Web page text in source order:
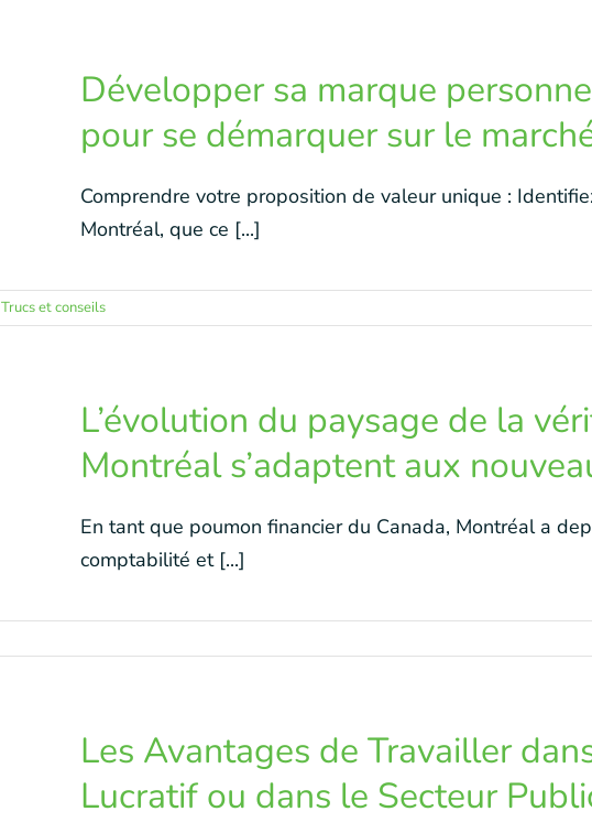
Développer sa marque
pour se démarquer sur le
Comprendre votre proposition de valeur unique :
Montréal, que ce [...]
Trucs et conseils
L’évolution du paysage de la
Montréal s’adaptent aux
En tant que poumon financier du Canada, Montréal a
comptabilité et [...]
Les Avantages de Travailler
Lucratif ou dans le Secteur